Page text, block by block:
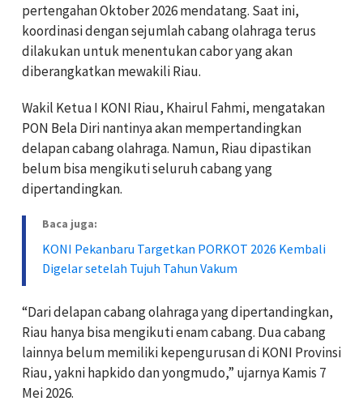
pertengahan Oktober 2026 mendatang. Saat ini,
koordinasi dengan sejumlah cabang olahraga terus
dilakukan untuk menentukan cabor yang akan
diberangkatkan mewakili Riau.
Wakil Ketua I KONI Riau, Khairul Fahmi, mengatakan
PON Bela Diri nantinya akan mempertandingkan
delapan cabang olahraga. Namun, Riau dipastikan
belum bisa mengikuti seluruh cabang yang
dipertandingkan.
Baca juga:
KONI Pekanbaru Targetkan PORKOT 2026 Kembali
Digelar setelah Tujuh Tahun Vakum
“Dari delapan cabang olahraga yang dipertandingkan,
Riau hanya bisa mengikuti enam cabang. Dua cabang
lainnya belum memiliki kepengurusan di KONI Provinsi
Riau, yakni hapkido dan yongmudo,” ujarnya Kamis 7
Mei 2026.